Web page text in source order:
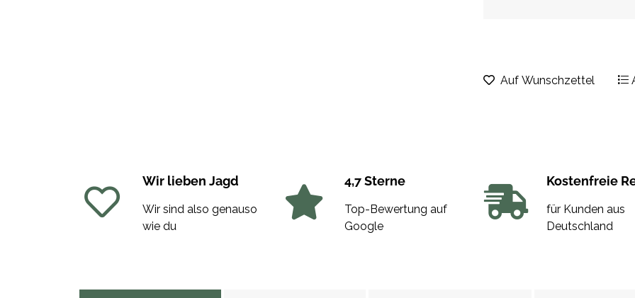
Auf Wunschzettel
Wir lieben Jagd
Wir sind also genauso
wie du
4,7 Sterne
Top-Bewertung auf
Google
Kostenfreie
für Kunden aus
Deutschland